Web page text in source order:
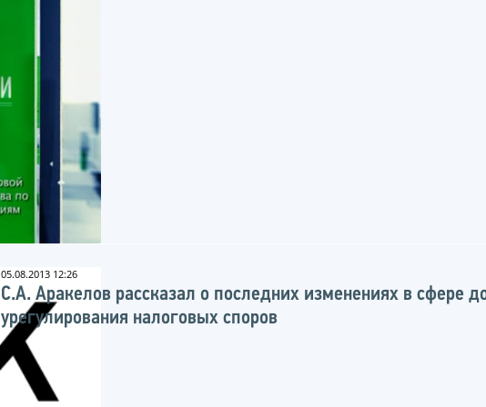
05.08.2013 12:26
С.А. Аракелов рассказал о последних изменениях в сфере
урегулирования налоговых споров